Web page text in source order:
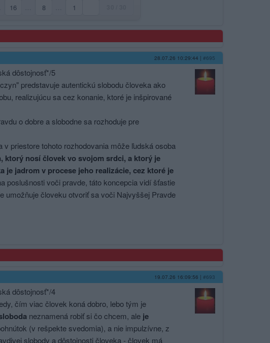
16 8 1
28.07.26 10:29:44 | #695
dôstojnosť*/5
predstavuje autentickú slobodu človeka ako
realizujúcu sa cez konanie, ktoré je inšpirované
o dobre a slobodne sa rozhoduje pre
priestore tohoto rozhodovania môže ľudská osoba
ktorý nosí človek vo svojom srdci, a ktorý je
je jadrom v procese jeho realizácie, cez ktoré je
poslušnosti voči pravde, táto koncepcia vidí šťastie
umožňuje človeku otvoriť sa voči Najvyššej Pravde
19.07.26 16:09:56 | #693
dôstojnosť*/4
čím viac človek koná dobro, lebo tým je
neznamená robiť si čo chcem, ale je
(v rešpekte svedomia), a nie impulzívne, z
slobody a dôstojnosti človeka - človek má